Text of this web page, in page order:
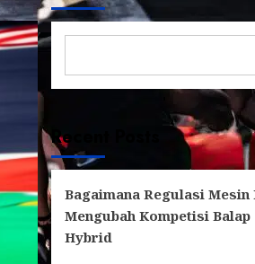
Recent Posts
Bagaimana Regulasi Mesin
Mengubah Kompetisi Balap
Hybrid